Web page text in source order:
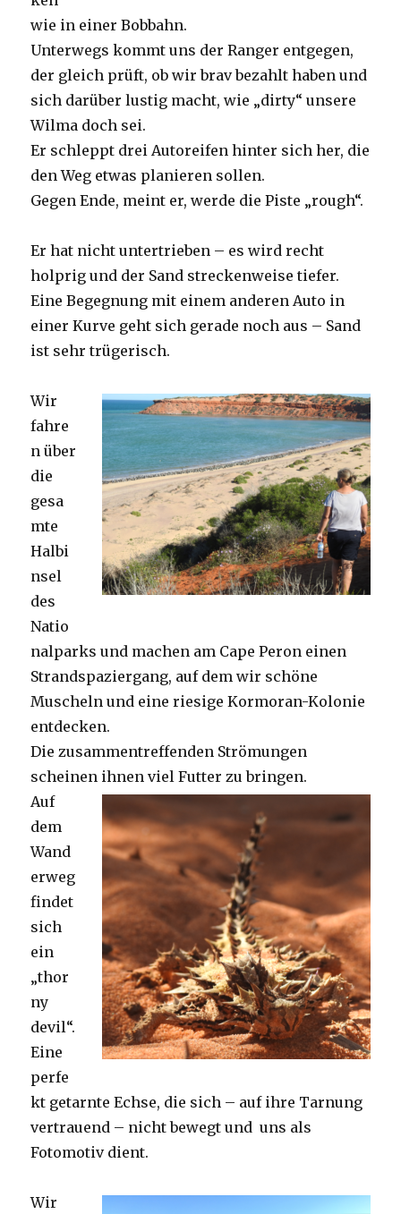
wie in einer Bobbahn.
Unterwegs kommt uns der Ranger entgegen,
der gleich prüft, ob wir brav bezahlt haben und
sich darüber lustig macht, wie „dirty“ unsere
Wilma doch sei.
Er schleppt drei Autoreifen hinter sich her, die
den Weg etwas planieren sollen.
Gegen Ende, meint er, werde die Piste „rough“.
Er hat nicht untertrieben – es wird recht
holprig und der Sand streckenweise tiefer.
Eine Begegnung mit einem anderen Auto in
einer Kurve geht sich gerade noch aus – Sand
ist sehr trügerisch.
Wir
fahre
n über
die
gesa
mte
Halbi
nsel
des
Natio
nalparks und machen am Cape Peron einen
Strandspaziergang, auf dem wir schöne
Muscheln und eine riesige Kormoran-Kolonie
entdecken.
Die zusammentreffenden Strömungen
scheinen ihnen viel Futter zu bringen.
Auf
dem
Wand
erweg
findet
sich
ein
„thor
ny
devil“.
Eine
perfe
kt getarnte Echse, die sich – auf ihre Tarnung
vertrauend – nicht bewegt und uns als
Fotomotiv dient.
Wir